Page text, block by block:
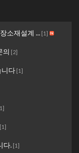
소재설계 ... [1]
의 [2]
니다 [1]
1]
[1]
다. [1]